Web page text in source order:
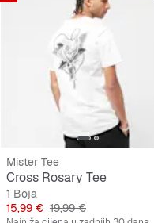
Mister Tee
Cross Rosary Tee
1 Boja
Cijena
15,99 € Originalna cijena
19,99 €